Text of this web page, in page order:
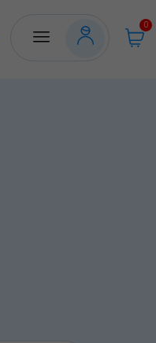
0